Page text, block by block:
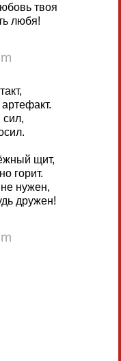
твоя
любя!
сил,
щит,
горит.
нужен,
дружен!